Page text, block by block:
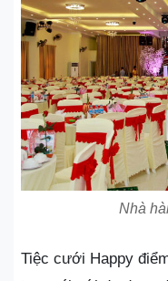
Nhà
Tiệc cưới Happy